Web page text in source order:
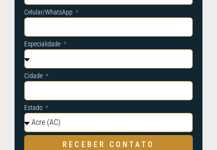
Celular/WhatsApp
Especialidade
Cidade
Estado
RECEBER CONTATO